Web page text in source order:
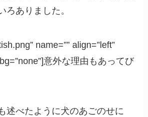
ろありました。
name=”” align=”left”
意外な理由もあってび
述べたように犬のあごのせに